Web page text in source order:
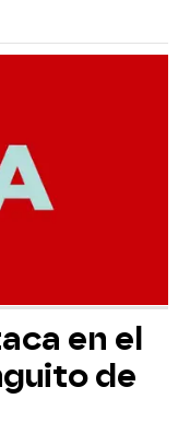
en el
de